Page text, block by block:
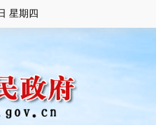
星期四